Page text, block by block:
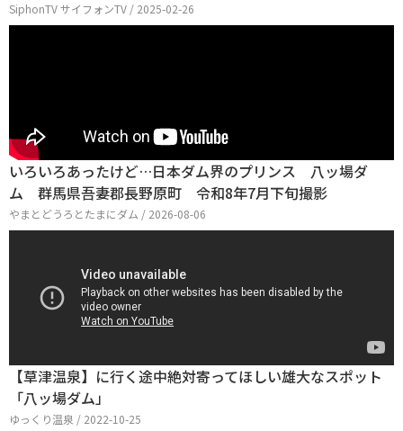
SiphonTV サイフォンTV / 2025-02-26
いろいろあったけど…日本ダム界のプリンス 八ッ場ダ
ム 群馬県吾妻郡長野原町 令和8年7月下旬撮影
やまとどうろとたまにダム / 2026-08-06
【草津温泉】に行く途中絶対寄ってほしい雄大なスポット
「八ッ場ダム」
ゆっくり温泉 / 2022-10-25